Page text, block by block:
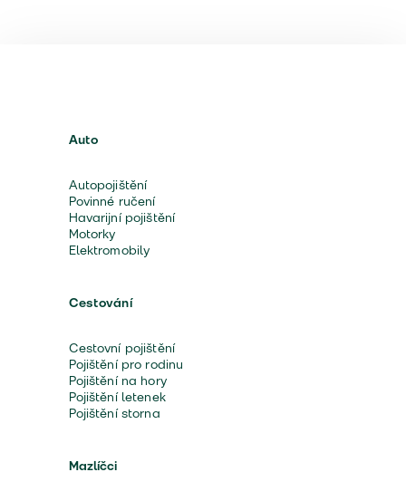
Auto
Autopojištění
Povinné ručení
Havarijní pojištění
Motorky
Elektromobily
Cestování
Cestovní pojištění
Pojištění pro rodinu
Pojištění na hory
Pojištění letenek
Pojištění storna
Mazlíčci